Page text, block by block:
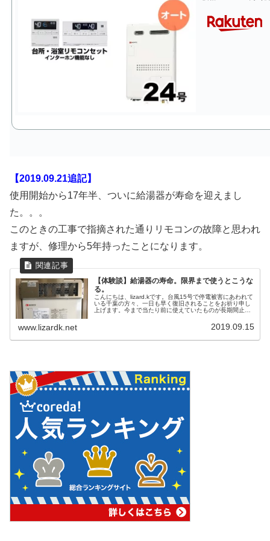
【2019.09.21追記】
使用開始から17年半、ついに給湯器が寿命を迎えまし
た。。。
このときの工事で指摘された通りリモコンの故障と思われ
ますが、修理から5年持ったことになります。
【体験談】給湯器の寿命。限界まで使うとこうな
る。
こんにちは、lizard.kです。台風15号で停電被害にあわれて
いる千葉の方々、一日も早く復旧されることをお祈り申し
上げます。今まで当たり前に使えていたものが長期間止ま
www.lizardk.net 2019.09.15